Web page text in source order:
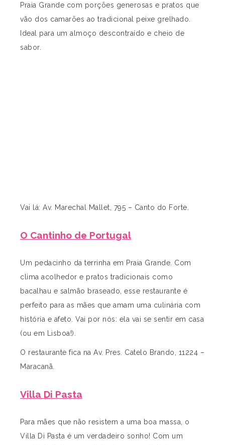
Praia Grande com porções generosas e pratos que
vão dos camarões ao tradicional peixe grelhado.
Ideal para um almoço descontraído e cheio de
sabor.
Vai lá: Av. Marechal Mallet, 795 – Canto do Forte.
O Cantinho de Portugal
Um pedacinho da terrinha em Praia Grande. Com
clima acolhedor e pratos tradicionais como
bacalhau e salmão braseado, esse restaurante é
perfeito para as mães que amam uma culinária com
história e afeto. Vai por nós: ela vai se sentir em casa
(ou em Lisboa!).
O restaurante fica na Av. Pres. Catelo Brando, 11224 –
Maracanã.
Villa Di Pasta
Para mães que não resistem a uma boa massa, o
Villa Di Pasta é um verdadeiro sonho! Com um